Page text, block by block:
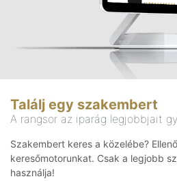
Találj egy szakembert
A rangsor az iparág legjobbjait
Szakembert keres a közelébe?
keresőmotorunkat. Csak a legjobb
használja!